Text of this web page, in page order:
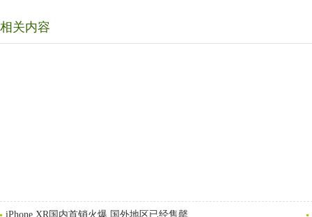
相关内容
iPhone XR国内首销火爆 国外地区已经售罄